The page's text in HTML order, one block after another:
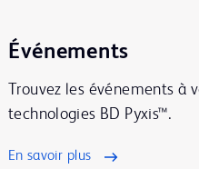
Événements
Trouvez les événements
technologies BD Pyxis™.
En savoir plus